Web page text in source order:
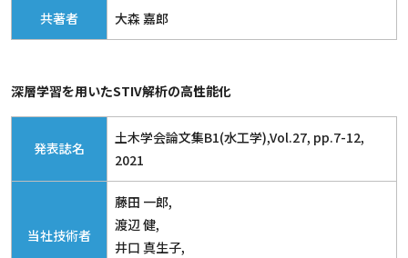
共著者 大森 嘉郎
深層学習を用いたSTIV解析の高性能化
発表誌名
土木学会論文集B1(水工学),Vol.27, pp.7-12,
2021
当社技術者
藤田 一郎,
渡辺 健,
井口 真生子,